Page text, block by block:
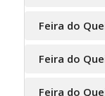
Feira do
Feira do
Feira do